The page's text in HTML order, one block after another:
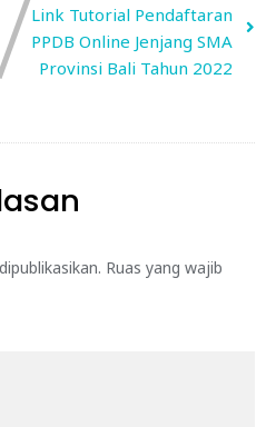
Link Tutorial Pendaftaran
PPDB Online Jenjang SMA
Provinsi Bali Tahun 2022
Ruas yang wajib